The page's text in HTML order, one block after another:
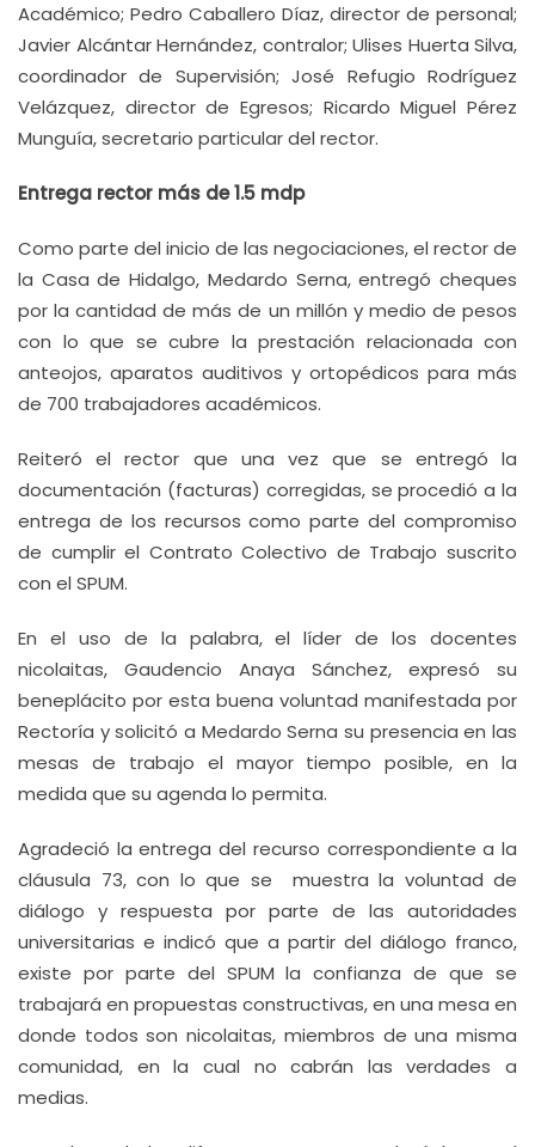
Académico; Pedro Caballero Díaz, director de personal;
Javier Alcántar Hernández, contralor; Ulises Huerta Silva,
coordinador de Supervisión; José Refugio Rodríguez
Velázquez, director de Egresos; Ricardo Miguel Pérez
Munguía, secretario particular del rector.
Entrega rector más de 1.5 mdp
Como parte del inicio de las negociaciones, el rector de
la Casa de Hidalgo, Medardo Serna, entregó cheques
por la cantidad de más de un millón y medio de pesos
con lo que se cubre la prestación relacionada con
anteojos, aparatos auditivos y ortopédicos para más
de 700 trabajadores académicos.
Reiteró el rector que una vez que se entregó la
documentación (facturas) corregidas, se procedió a la
entrega de los recursos como parte del compromiso
de cumplir el Contrato Colectivo de Trabajo suscrito
con el SPUM.
En el uso de la palabra, el líder de los docentes
nicolaitas, Gaudencio Anaya Sánchez, expresó su
beneplácito por esta buena voluntad manifestada por
Rectoría y solicitó a Medardo Serna su presencia en las
mesas de trabajo el mayor tiempo posible, en la
medida que su agenda lo permita.
Agradeció la entrega del recurso correspondiente a la
cláusula 73, con lo que se muestra la voluntad de
diálogo y respuesta por parte de las autoridades
universitarias e indicó que a partir del diálogo franco,
existe por parte del SPUM la confianza de que se
trabajará en propuestas constructivas, en una mesa en
donde todos son nicolaitas, miembros de una misma
comunidad, en la cual no cabrán las verdades a
medias.